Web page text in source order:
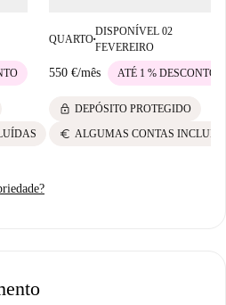
é fácil, com o Lupa Market a
Além disso, jantar fora é um
Sport Tavern e o La Factoría nas
casa nesta área acolhedora.
QUARTO■
DISPONÍVEL 02
FEVEREIRO
550 €/mês ATÉ 1 % DESCONTO
lock DEPÓSITO PROTEGIDO
euro ALGUMAS CONTAS